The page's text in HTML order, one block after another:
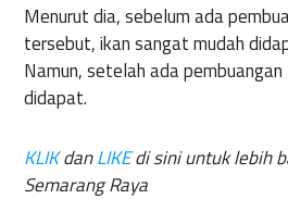
Menurut dia, sebelum ada
tersebut, ikan sangat mudah
Namun, setelah ada
didapat.
KLIKdanLIKEdi sini untuk lebih
Semarang Raya